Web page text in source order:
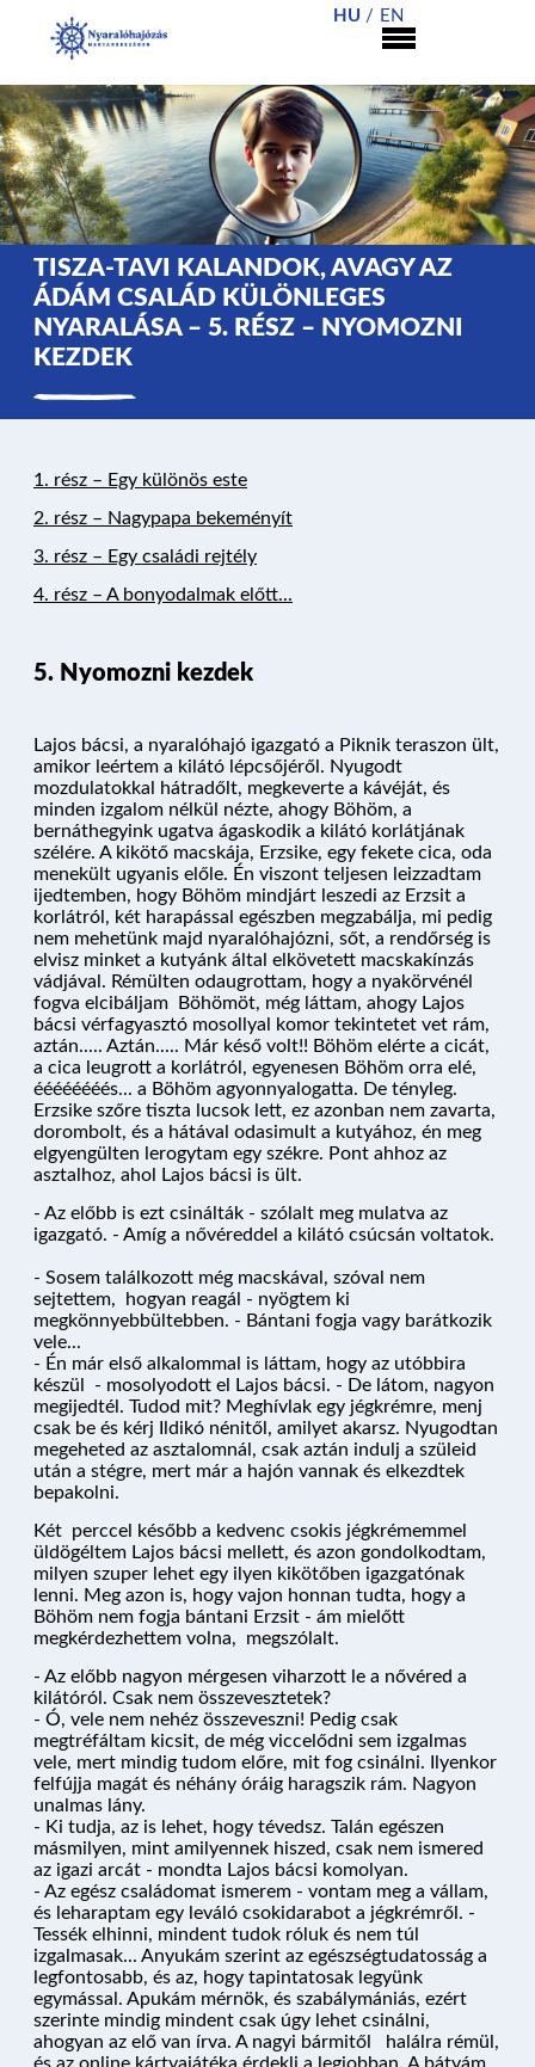
NYARALÓHAJÓZÁS
HAJÓK
KIKÖTŐK
HU EN
TISZA-TAVI KALANDOK, AVAGY AZ
ÁDÁM CSALÁD KÜLÖNLEGES
NYARALÁSA – 5. RÉSZ – NYOMOZNI
KEZDEK
1. rész – Egy különös este
2. rész – Nagypapa bekeményít
3. rész – Egy családi rejtély
4. rész – A bonyodalmak előtt...
5. Nyomozni kezdek
Lajos bácsi, a nyaralóhajó igazgató a Piknik teraszon ült,
amikor leértem a kilátó lépcsőjéről. Nyugodt
mozdulatokkal hátradőlt, megkeverte a kávéját, és
minden izgalom nélkül nézte, ahogy Böhöm, a
bernáthegyink ugatva ágaskodik a kilátó korlátjának
szélére. A kikötő macskája, Erzsike, egy fekete cica, oda
menekült ugyanis előle. Én viszont teljesen leizzadtam
ijedtemben, hogy Böhöm mindjárt leszedi az Erzsit a
korlátról, két harapással egészben megzabálja, mi pedig
nem mehetünk majd nyaralóhajózni, sőt, a rendőrség is
elvisz minket a kutyánk által elkövetett macskakínzás
vádjával. Rémülten odaugrottam, hogy a nyakörvénél
fogva elcibáljam Böhömöt, még láttam, ahogy Lajos
bácsi vérfagyasztó mosollyal komor tekintetet vet rám,
aztán..... Aztán..... Már késő volt!! Böhöm elérte a cicát,
a cica leugrott a korlátról, egyenesen Böhöm orra elé,
éééééééés... a Böhöm agyonnyalogatta. De tényleg.
Erzsike szőre tiszta lucsok lett, ez azonban nem zavarta,
dorombolt, és a hátával odasimult a kutyához, én meg
elgyengülten lerogytam egy székre. Pont ahhoz az
asztalhoz, ahol Lajos bácsi is ült.
- Az előbb is ezt csinálták - szólalt meg mulatva az
igazgató. - Amíg a nővéreddel a kilátó csúcsán voltatok.
- Sosem találkozott még macskával, szóval nem
sejtettem, hogyan reagál - nyögtem ki
megkönnyebbültebben. - Bántani fogja vagy barátkozik
vele...
- Én már első alkalommal is láttam, hogy az utóbbira
készül - mosolyodott el Lajos bácsi. - De látom, nagyon
megijedtél. Tudod mit? Meghívlak egy jégkrémre, menj
csak be és kérj Ildikó nénitől, amilyet akarsz. Nyugodtan
megeheted az asztalomnál, csak aztán indulj a szüleid
után a stégre, mert már a hajón vannak és elkezdtek
bepakolni.
Két perccel később a kedvenc csokis jégkrémemmel
üldögéltem Lajos bácsi mellett, és azon gondolkodtam,
milyen szuper lehet egy ilyen kikötőben igazgatónak
lenni. Meg azon is, hogy vajon honnan tudta, hogy a
Böhöm nem fogja bántani Erzsit - ám mielőtt
megkérdezhettem volna, megszólalt.
- Az előbb nagyon mérgesen viharzott le a nővéred a
kilátóról. Csak nem összevesztetek?
- Ó, vele nem nehéz összeveszni! Pedig csak
megtréfáltam kicsit, de még viccelődni sem izgalmas
vele, mert mindig tudom előre, mit fog csinálni. Ilyenkor
felfújja magát és néhány óráig haragszik rám. Nagyon
unalmas lány.
- Ki tudja, az is lehet, hogy tévedsz. Talán egészen
másmilyen, mint amilyennek hiszed, csak nem ismered
az igazi arcát - mondta Lajos bácsi komolyan.
- Az egész családomat ismerem - vontam meg a vállam,
és leharaptam egy leváló csokidarabot a jégkrémről. -
Tessék elhinni, mindent tudok róluk és nem túl
izgalmasak... Anyukám szerint az egészségtudatosság a
legfontosabb, és az, hogy tapintatosak legyünk
egymással. Apukám mérnök, és szabálymániás, ezért
szerinte mindig mindent csak úgy lehet csinálni,
ahogyan az elő van írva. A nagyi bármitől halálra rémül,
és az online kártyajátéka érdekli a legjobban. A bátyám